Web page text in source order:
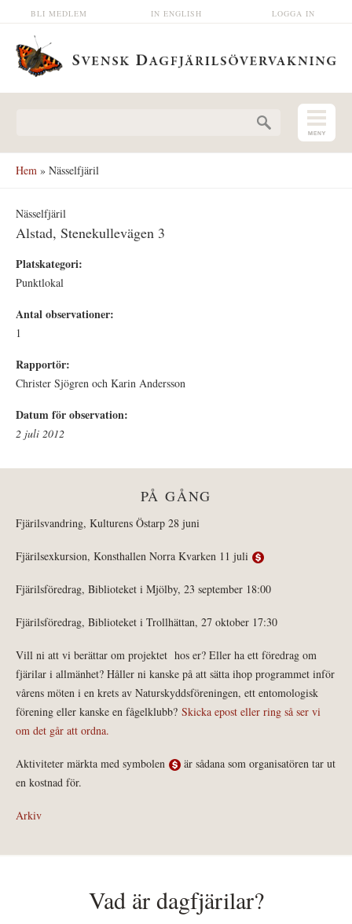
Hoppa till huvudinnehåll LOGGA IN
IN ENGLISH
BLI MEDLEM
Hem » Nässelfjäril
Nässelfjäril
Alstad, Stenekullevägen 3
Platskategori:
Punktlokal
Antal observationer:
1
Rapportör:
Christer Sjögren och Karin Andersson
Datum för observation:
2 juli 2012
PÅ GÅNG
Fjärilsvandring, Kulturens Östarp 28 juni
Fjärilsexkursion, Konsthallen Norra Kvarken 11 juli
Fjärilsföredrag, Biblioteket i Mjölby, 23 september 18:00
Fjärilsföredrag, Biblioteket i Trollhättan, 27 oktober 17:30
Vill ni att vi berättar om projektet hos er? Eller ha ett föredrag om
fjärilar i allmänhet? Håller ni kanske på att sätta ihop programmet inför
vårens möten i en krets av Naturskyddsföreningen, ett entomologisk
förening eller kanske en fågelklubb? Skicka epost eller ring så ser vi
om det går att ordna.
Aktiviteter märkta med symbolen
är sådana som organisatören tar ut
en kostnad för.
Arkiv
Vad är dagfjärilar?